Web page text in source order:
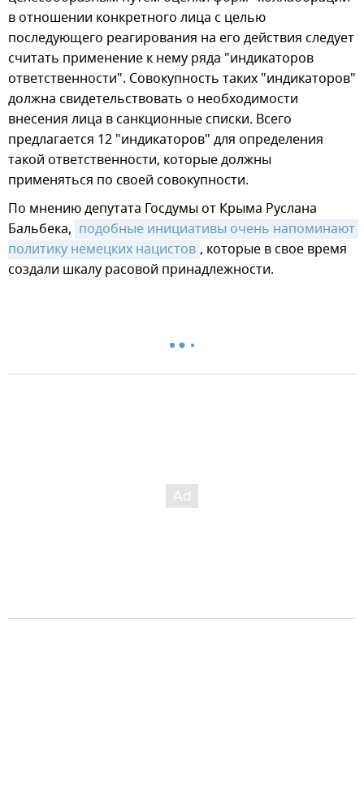
в отношении конкретного лица с целью
последующего реагирования на его действия следует
считать применение к нему ряда "индикаторов
ответственности". Совокупность таких "индикаторов"
должна свидетельствовать о необходимости
внесения лица в санкционные списки. Всего
предлагается 12 "индикаторов" для определения
такой ответственности, которые должны
применяться по своей совокупности.
По мнению депутата Госдумы от Крыма Руслана
Бальбека, подобные инициативы очень напоминают
политику немецких нацистов , которые в свое время
создали шкалу расовой принадлежности.